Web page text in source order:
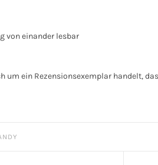
von einander lesbar
um ein Rezensionsexemplar handelt,